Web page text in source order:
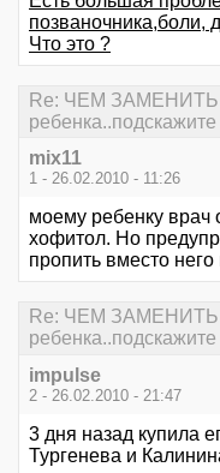
позваночника,боли,
Что это ?
Re: ЧЕМ
mix11
1 - 26.02.2010 - 11:26
моему ребенку врач
хофитол. Но
пропить вместо
Re: ЧЕМ
impulse
2 - 26.02.2010 - 21:47
3 дня назад купила
Тургенева и